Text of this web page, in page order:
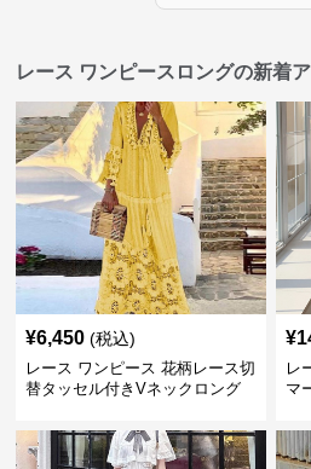
レース ワンピースロングの新着
¥6,450 (税込)
レース ワンピース 花柄レース切
替タッセル付きVネックロング
¥
レ
マ